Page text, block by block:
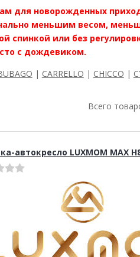
для новорожденных
меньшим весом,
спинкой или без
с дождевиком.
| CARRELLO | CHICCO |
Всего
автокресло LUXMOM MAX